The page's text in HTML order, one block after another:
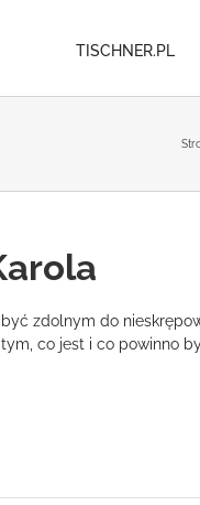
TISCHNER.PL
być zdolnym do
co jest i co powinno